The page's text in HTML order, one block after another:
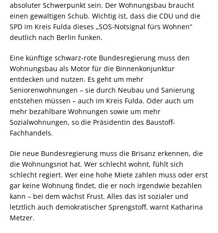
absoluter Schwerpunkt sein. Der Wohnungsbau braucht
einen gewaltigen Schub. Wichtig ist, dass die CDU und die
SPD im Kreis Fulda dieses „SOS-Notsignal fürs Wohnen“
deutlich nach Berlin funken.
Eine künftige schwarz-rote Bundesregierung muss den
Wohnungsbau als Motor für die Binnenkonjunktur
entdecken und nutzen. Es geht um mehr
Seniorenwohnungen – sie durch Neubau und Sanierung
entstehen müssen – auch im Kreis Fulda. Oder auch um
mehr bezahlbare Wohnungen sowie um mehr
Sozialwohnungen, so die Präsidentin des Baustoff-
Fachhandels.
Die neue Bundesregierung muss die Brisanz erkennen, die
die Wohnungsnot hat. Wer schlecht wohnt, fühlt sich
schlecht regiert. Wer eine hohe Miete zahlen muss oder erst
gar keine Wohnung findet, die er noch irgendwie bezahlen
kann – bei dem wächst Frust. Alles das ist sozialer und
letztlich auch demokratischer Sprengstoff, warnt Katharina
Metzer.